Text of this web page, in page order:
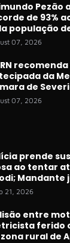
de 93%
população
07, 2026
da
de
07, 2026
prende
ao tentar
21, 2026
entre
ferido
rural de